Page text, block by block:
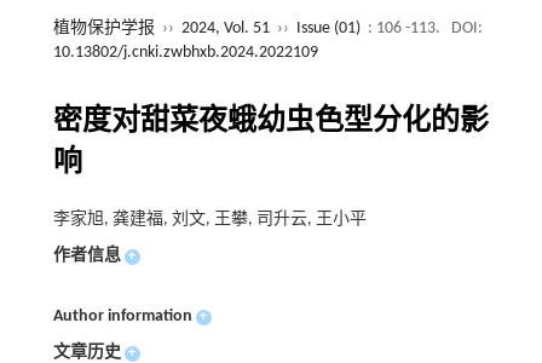
植物保护学报 ›› 2024, Vol. 51 ›› Issue (01) : 106 -113.
DOI:
10.13802/j.cnki.zwbhxb.2024.2022109
密度对甜菜夜蛾幼虫色型分化的影
响
李家旭, 龚建福, 刘文, 王攀, 司升云, 王小平
作者信息 +
Author information +
文章历史 +